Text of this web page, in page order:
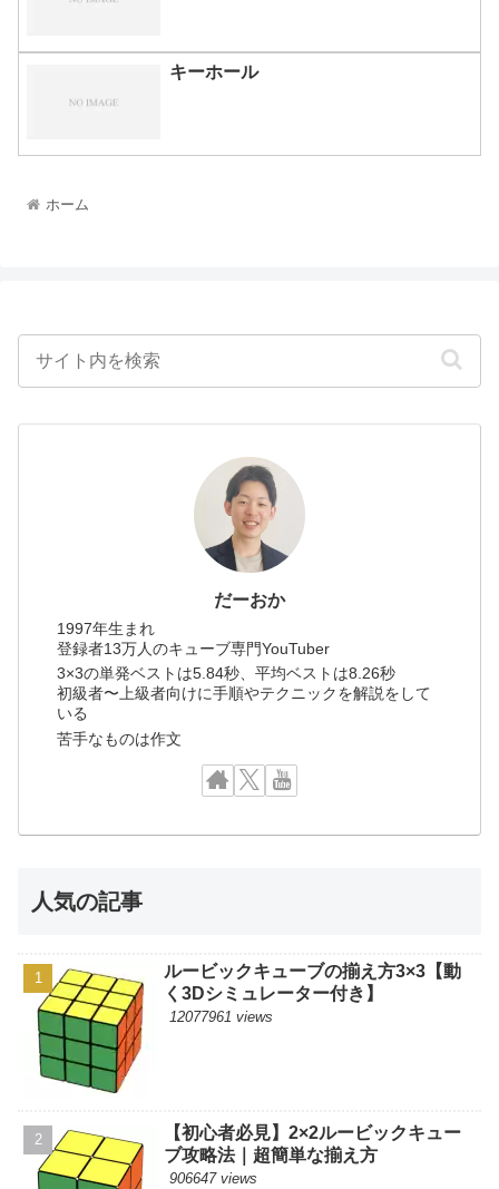
キーホール
ホーム
だーおか
1997年生まれ
登録者13万人のキューブ専門YouTuber
3×3の単発ベストは5.84秒、平均ベストは8.26秒
初級者〜上級者向けに手順やテクニックを解説をして
いる
苦手なものは作文
人気の記事
ルービックキューブの揃え方3×3【動
く3Dシミュレーター付き】
12077961 views
【初心者必見】2×2ルービックキュー
ブ攻略法｜超簡単な揃え方
906647 views